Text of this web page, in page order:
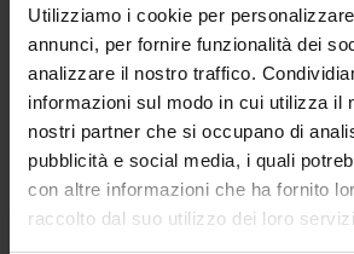
Utilizziamo i cookie per
annunci, per fornire funzionalità dei
analizzare il nostro traffico.
informazioni sul modo in cui utilizza il
nostri partner che si occupano di
pubblicità e social media, i quali
con altre informazioni che ha fornito
raccolto dal suo utilizzo dei loro
Ancora non ci sono recensioni.
Recensisci per
(Click here to login and